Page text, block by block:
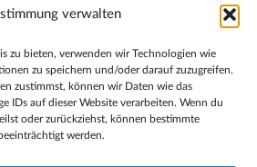
verwalten
zu bieten, verwenden wir Technologien wie
zu speichern und/oder darauf zuzugreifen.
zustimmst, können wir Daten wie das
IDs auf dieser Website verarbeiten. Wenn du
oder zurückziehst, können bestimmte
werden.
Bonn will in seinen zentralen
kirchlichen und öffentlichen Lebens
und ehrlicher Auseinandersetzung
der Verheißung des Evangeliums heraus
Leben verantwortlich zu
zu reden und zu handeln.